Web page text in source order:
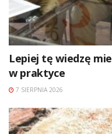
Lepiej tę wiedzę
w praktyce
7 SIERPNIA 2026